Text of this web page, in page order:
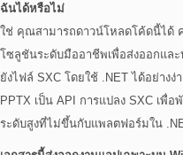
ฉันได้หรือไม่
ใช่ คุณสามารถดาวน์โหลดโค้ดนี้ได้
โซลูชันระดับมืออาชีพเพื่อส่งออกแล
ยังไฟล์ SXC โดยใช้ .NET ได้อย่างง่
PPTX เป็น API การแปลง SXC เพื่
ระดับสูงที่ไม่ขึ้นกับแพลตฟอร์มใน